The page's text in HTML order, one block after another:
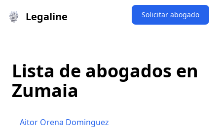
Legaline Solicitar abogado
Lista de abogados en
Zumaia
Aitor Orena Dominguez